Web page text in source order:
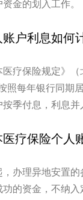
金的划入工作。
户利息如何
保险规定》（
照每年银行同期
季付息，利息
疗保险个人
办理异地安置的
功的资金，不纳